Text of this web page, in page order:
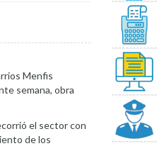
Menfis
semana, obra
el sector con
de los